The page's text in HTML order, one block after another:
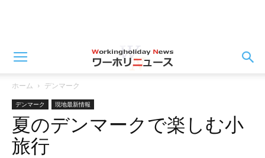
ホーム デンマーク
デンマーク 現地最新情報
夏のデンマークで楽しむ小
旅行